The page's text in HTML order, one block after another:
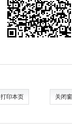
打印本页 关闭